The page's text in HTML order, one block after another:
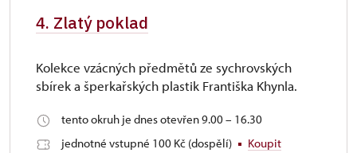
4. Zlatý poklad
Kolekce vzácných předmětů ze sychrovských
sbírek a šperkařských plastik Františka Khynla.
tento okruh je dnes otevřen 9.00 – 16.30
jednotné vstupné 100 Kč (dospělí)
Koupit